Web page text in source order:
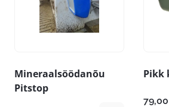
Mineraalsöödanõu
Pitstop
Pikk
79,00